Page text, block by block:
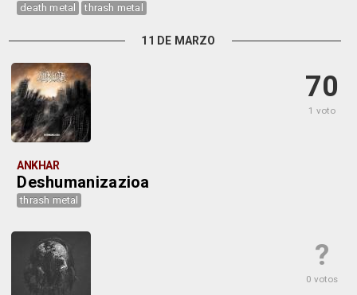
death metal thrash metal
11 DE MARZO
70
1 voto
ANKHAR
Deshumanizazioa
thrash metal
?
0 votos